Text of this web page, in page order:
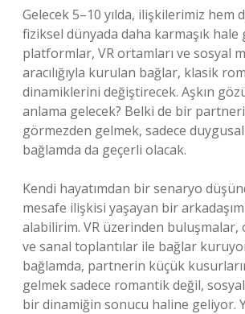
Gelecek 5–10 yılda, ilişkilerimiz hem
fiziksel dünyada daha karmaşık hale
platformlar, VR ortamları ve sosyal
aracılığıyla kurulan bağlar, klasik
dinamiklerini değiştirecek. Aşkın
anlama gelecek? Belki de bir
görmezden gelmek, sadece
bağlamda da geçerli olacak.
Kendi hayatımdan bir senaryo
mesafe ilişkisi yaşayan bir
alabilirim. VR üzerinden
ve sanal toplantılar ile bağlar
bağlamda, partnerin küçük
gelmek sadece romantik değil,
bir dinamiğin sonucu haline geliyor.